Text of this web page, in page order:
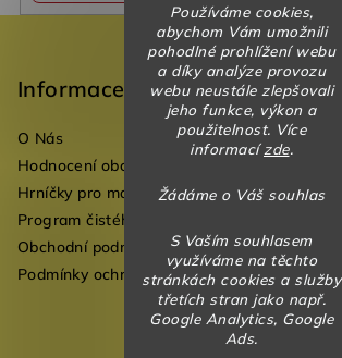
Používáme cookies,
abychom Vám umožnili
pohodlné prohlížení webu
a díky analýze provozu
webu neustále zlepšovali
jeho funkce, výkon a
použitelnost. Více
informacízde.
Žádáme o Váš souhlas
S Vaším souhlasem
využíváme na těchto
stránkách cookies a služby
třetích stran jako např.
Google Analytics, Google
Ads.
Informace
O Nás
Hodnocení obchodu
Hrníčky pro mateřské školky
Program čistého vzduchu pro mateřské školy
Obchodní podmínky
Podmínky ochrany osobních údajů